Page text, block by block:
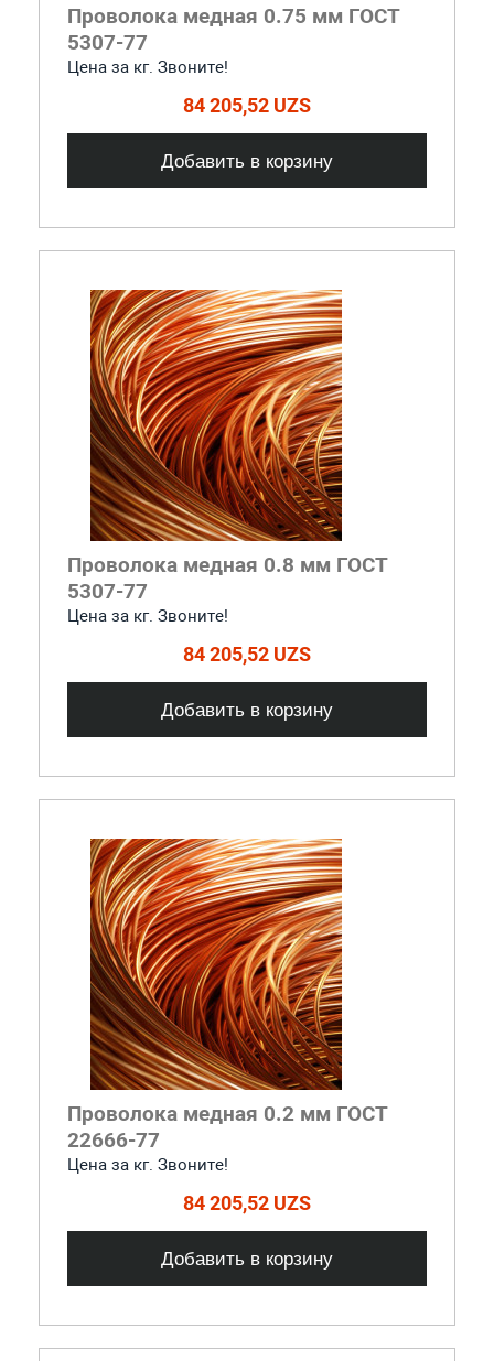
Проволока медная 0.75 мм ГОСТ
5307-77
Цена за кг. Звоните!
84 205,52 UZS
Добавить в корзину
Проволока медная 0.8 мм ГОСТ
5307-77
Цена за кг. Звоните!
84 205,52 UZS
Добавить в корзину
Проволока медная 0.2 мм ГОСТ
22666-77
Цена за кг. Звоните!
84 205,52 UZS
Добавить в корзину